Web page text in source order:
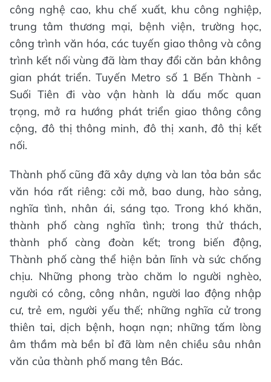
công nghệ cao, khu chế xuất, khu công nghiệp,
trung tâm thương mại, bệnh viện, trường học,
công trình văn hóa, các tuyến giao thông và công
trình kết nối vùng đã làm thay đổi căn bản không
gian phát triển. Tuyến Metro số 1 Bến Thành -
Suối Tiên đi vào vận hành là dấu mốc quan
trọng, mở ra hướng phát triển giao thông công
cộng, đô thị thông minh, đô thị xanh, đô thị kết
nối.
Thành phố cũng đã xây dựng và lan tỏa bản sắc
văn hóa rất riêng: cởi mở, bao dung, hào sảng,
nghĩa tình, nhân ái, sáng tạo. Trong khó khăn,
thành phố càng nghĩa tình; trong thử thách,
thành phố càng đoàn kết; trong biến động,
Thành phố càng thể hiện bản lĩnh và sức chống
chịu. Những phong trào chăm lo người nghèo,
người có công, công nhân, người lao động nhập
cư, trẻ em, người yếu thế; những nghĩa cử trong
thiên tai, dịch bệnh, hoạn nạn; những tấm lòng
âm thầm mà bền bỉ đã làm nên chiều sâu nhân
văn của thành phố mang tên Bác.